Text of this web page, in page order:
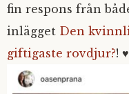
fin respons från
inlägget Den
giftigaste rovdjur?!